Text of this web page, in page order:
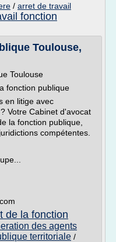
/ arret de travail
fonction
Toulouse,
Toulouse
fonction publique
en litige avec
Votre Cabinet d'avocat
la fonction publique,
compétentes.
de la fonction
des agents
territoriale /